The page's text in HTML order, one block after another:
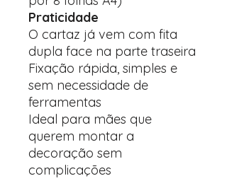
Praticidade
O cartaz já vem com fita
dupla face na parte traseira
Fixação rápida, simples e
sem necessidade de
ferramentas
Ideal para mães que
querem montar a
decoração sem
complicações